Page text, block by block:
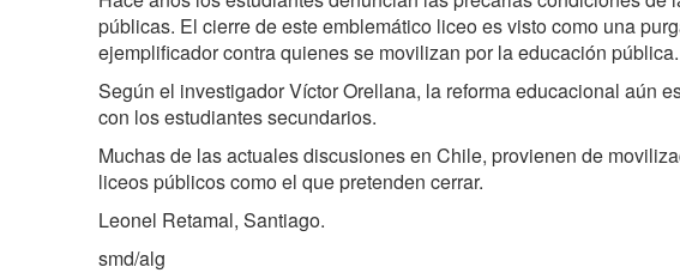
públicas. El cierre de este emblemático liceo es visto como una
ejemplificador contra quienes se movilizan por la educación pública.
Según el investigador Víctor Orellana, la reforma educacional aún
con los estudiantes secundarios.
Muchas de las actuales discusiones en Chile, provienen de
liceos públicos como el que pretenden cerrar.
Leonel Retamal, Santiago.
smd/alg